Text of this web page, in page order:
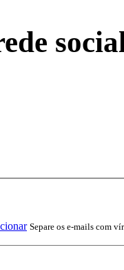
Separe os e-mails com